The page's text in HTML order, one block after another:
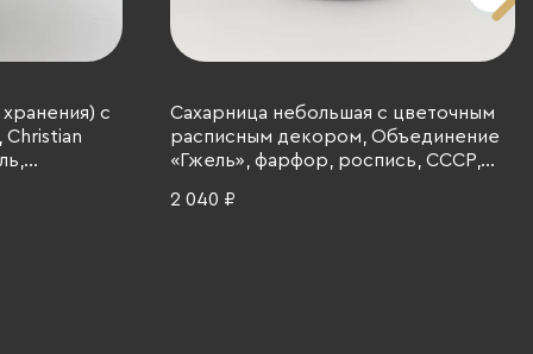
с
Сахарница небольшая с цветочным
расписным декором, Объединение
«Гжель», фарфор, роспись, СССР,
2 040 ₽